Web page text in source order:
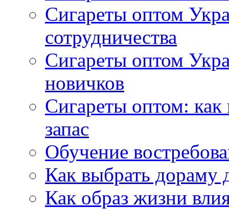
Сигареты оптом
сотрудничества
Сигареты оптом
новичков
Сигареты оптом:
запас
Обучение
Как выбрать дораму
Как образ жизни